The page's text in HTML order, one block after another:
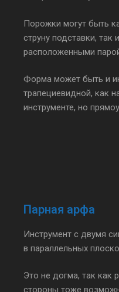
Порожки могут быть
струну подставки,
расположенными
Форма может быть и
трапециевидной, как
инструменте, но
Парная арфа
Инструмент с двумя
в параллельных
Это не догма, так как